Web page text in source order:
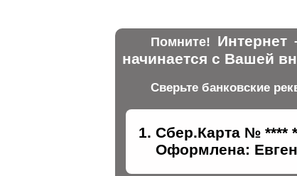
Помните!
начинается с Вашей
Сверьте банковские
Сбер.Карта № ****
Оформлена: